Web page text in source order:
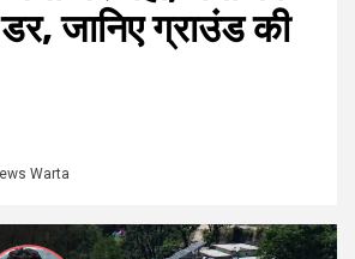
जानिए ग्राउंड की
Warta